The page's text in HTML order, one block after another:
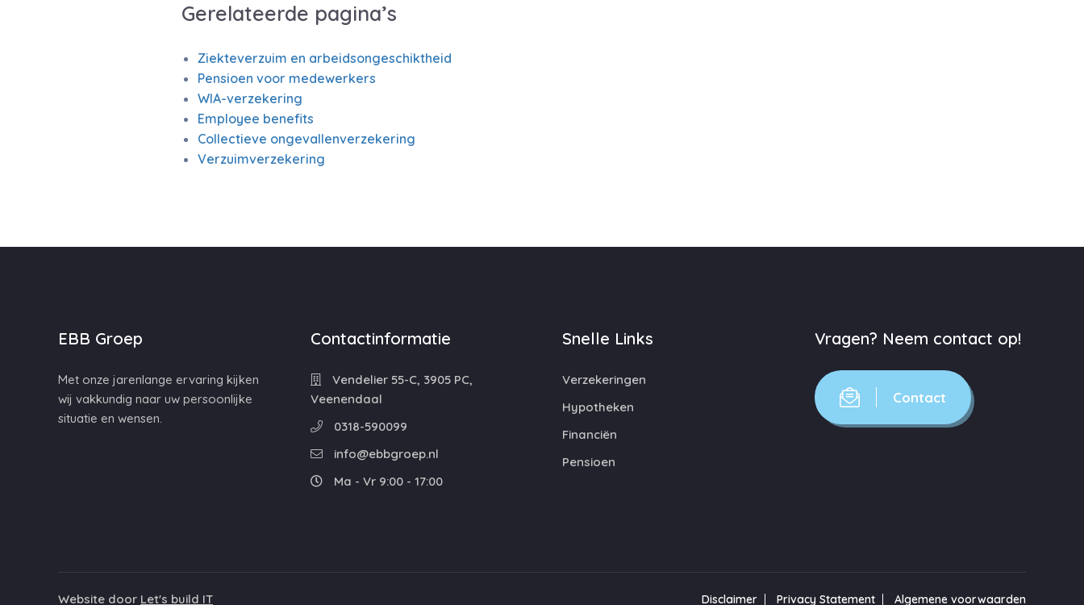
Gerelateerde pagina’s
Ziekteverzuim en arbeidsongeschiktheid
Pensioen voor medewerkers
WIA-verzekering
Employee benefits
Collectieve ongevallenverzekering
Verzuimverzekering
EBB Groep
Met onze jarenlange ervaring kijken
wij vakkundig naar uw persoonlijke
situatie en wensen.
Contactinformatie
Vendelier 55-C, 3905 PC,
Veenendaal
0318-590099
info@ebbgroep.nl
Ma - Vr 9:00 - 17:00
Snelle Links
Verzekeringen
Hypotheken
Financiën
Pensioen
Vragen? Neem contact op!
Contact
Website door Let's build IT Disclaimer Privacy Statement Algemene voorwaarden